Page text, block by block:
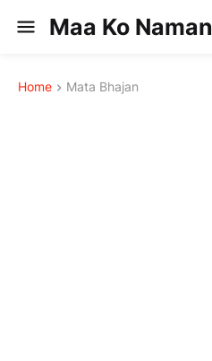
Maa Ko Naman
Home Mata Bhajan